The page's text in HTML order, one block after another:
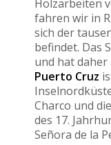
Holzarbeiten
fahren wir in
sich der
befindet. Das
und hat daher
Puerto Cruz
Charco und
des 17.
Señora de la